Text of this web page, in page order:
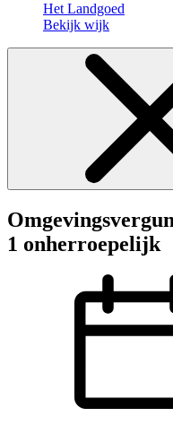
Het Landgoed
Bekijk wijk
1 onherroepelijk